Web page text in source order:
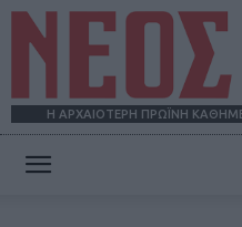
Η ΑΡΧΑΙΟΤΕΡΗ ΠΡΩΪΝΗ